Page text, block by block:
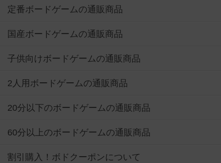
定番ボードゲームの通販商品
国産ボードゲームの通販商品
子供向けボードゲームの通販商品
2人用ボードゲームの通販商品
20分以下のボードゲームの通販商品
60分以上のボードゲームの通販商品
割引購入！ボドクーポンについて